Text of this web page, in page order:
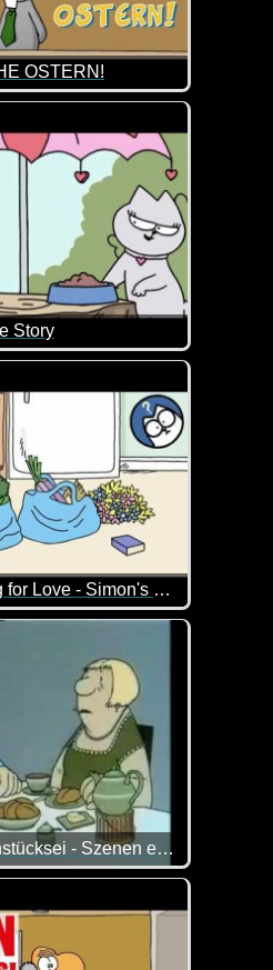
OSTERN!
es Gothic-Hasen gibt? Ich hoffe
Story
Cat Dad Looking for Love - Simon's Cat
Herrchen ganz
Loriot - Das Frühstücksei - Szenen einer Ehe
der Ehe passt dieser